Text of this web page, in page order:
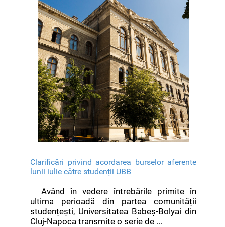
Clarificări privind acordarea burselor aferente
lunii iulie către studenții UBB
Având în vedere întrebările primite în
ultima perioadă din partea comunității
studențești, Universitatea Babeș-Bolyai din
Cluj-Napoca transmite o serie de ...